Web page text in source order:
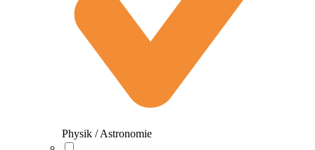
Physik / Astronomie